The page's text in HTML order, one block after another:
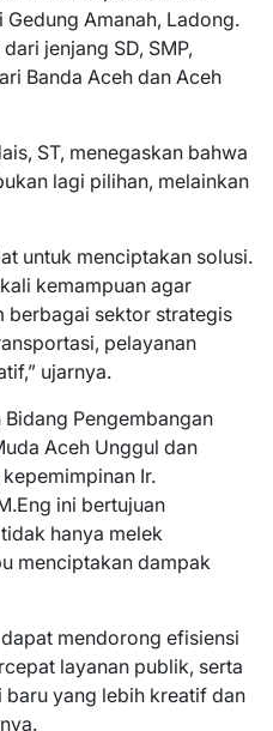
Amanah, Ladong.
jenjang SD, SMP,
Banda Aceh dan Aceh
ST, menegaskan bahwa
lagi pilihan, melainkan
untuk menciptakan solusi.
kemampuan agar
berbagai sektor strategis
pelayanan
ujarnya.
Pengembangan
Aceh Unggul dan
Ir.
ini bertujuan
hanya melek
menciptakan dampak
mendorong efisiensi
layanan publik, serta
yang lebih kreatif dan